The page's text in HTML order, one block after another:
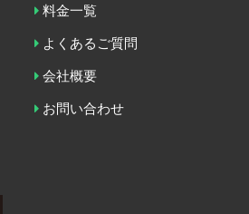
料金一覧
よくあるご質問
会社概要
お問い合わせ